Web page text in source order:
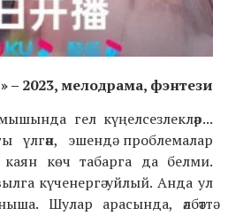
»– 2023,мелодрама, фэнтези
гел күңелсезлекләр...
эшендә проблемалар
көч табарга да белми.
күченергә уйлый. Анда ул
Шулар арасында, әлбәттә